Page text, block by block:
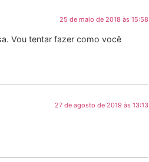
25 de maio de 2018 às 15:58
Vou tentar fazer como você
27 de agosto de 2019 às 13:13